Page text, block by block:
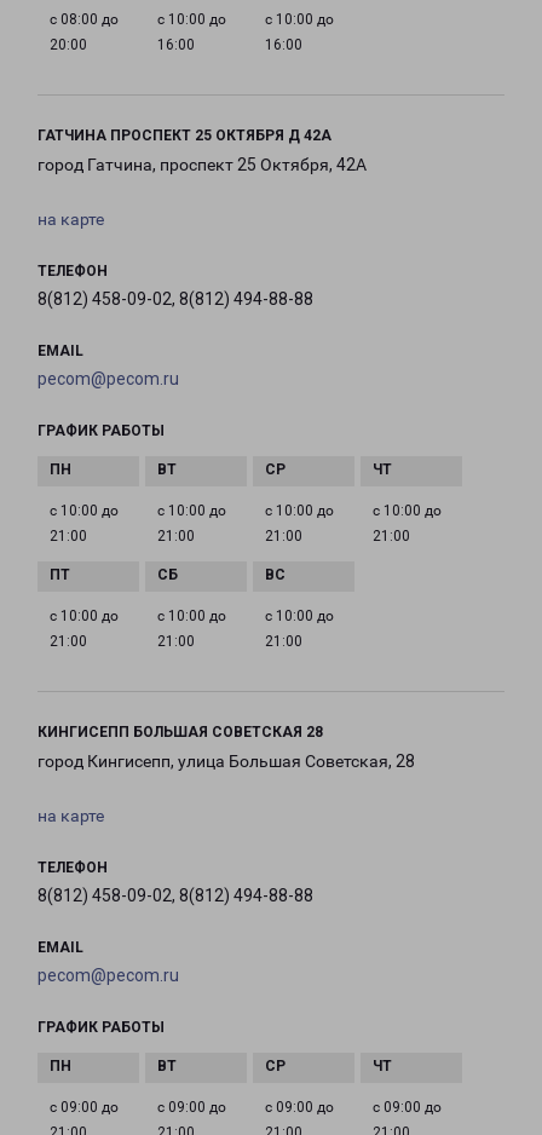
с 08:00 до
20:00
с 10:00 до
16:00
с 10:00 до
16:00
ГАТЧИНА ПРОСПЕКТ 25 ОКТЯБРЯ Д 42А
город Гатчина, проспект 25 Октября, 42А
на карте
ТЕЛЕФОН
8(812) 458-09-02, 8(812) 494-88-88
EMAIL
pecom@pecom.ru
ГРАФИК РАБОТЫ
с 10:00 до
21:00
с 10:00 до
21:00
с 10:00 до
21:00
с 10:00 до
21:00
с 10:00 до
21:00
с 10:00 до
21:00
с 10:00 до
21:00
КИНГИСЕПП БОЛЬШАЯ СОВЕТСКАЯ 28
город Кингисепп, улица Большая Советская, 28
на карте
ТЕЛЕФОН
8(812) 458-09-02, 8(812) 494-88-88
EMAIL
pecom@pecom.ru
ГРАФИК РАБОТЫ
с 09:00 до
с 09:00 до
с 09:00 до
с 09:00 до